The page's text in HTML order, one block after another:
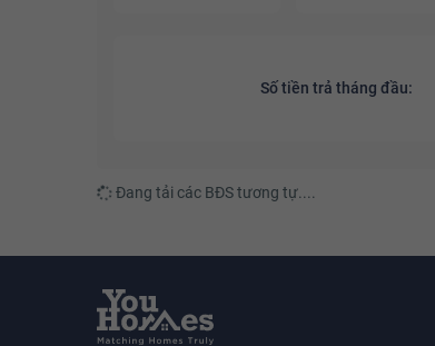
Số tiền trả tháng đầu:
Đang tải các BĐS tương tự....